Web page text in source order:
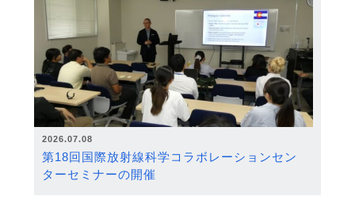
2026.07.08
第18回国際放射線科学コラボレーションセン
ターセミナーの開催